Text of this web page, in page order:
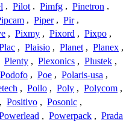
, Pilot , Pimfg , Pinetron ,
, Piper , Pir ,
, Pixmy , Pixord , Pixpo ,
, Plaisio , Planet , Planex ,
Plenty , Plexonics , Plustek ,
Podofo , Poe , Polaris-usa ,
, Pollo , Poly , Polycom ,
, Positivo , Posonic ,
, Powerpack , Prada